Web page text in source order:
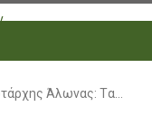
Άλωνας: Tα…